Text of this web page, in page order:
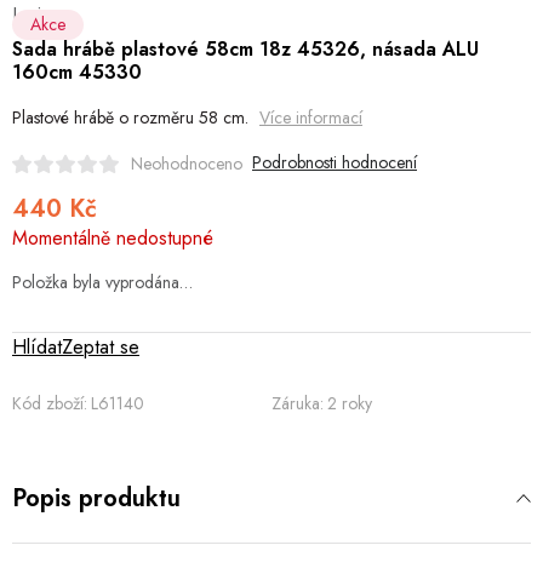
Akční ceny
Vrácení a reklamace
Podmínky ochrany osobních údajů
Obchodní podmínky pro podnikatele
Zásady používání cookies
440 Kč
cena:
Položka byla vyprodána…
Momentálně nedostupné
Kód zboží: L61140 Záruka: 2 roky
Zeptat se
Hlídat
Levior
Sada hrábě plastové 58cm 18z 45326, násada ALU
160cm 45330
Plastové hrábě o rozměru 58 cm. Více informací
Akce
Neohodnoceno Podrobnosti hodnocení
Popis produktu